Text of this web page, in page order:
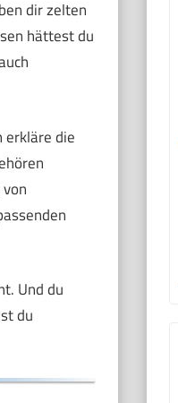
dir zelten
hättest du
erkläre die
Und du
du